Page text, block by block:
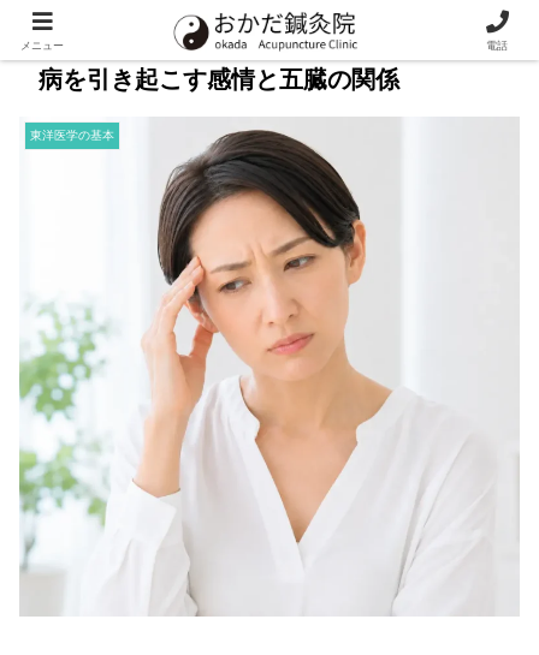
病を引き起こす感情と五臓の関係
東洋医学の基本
メニュー 電話